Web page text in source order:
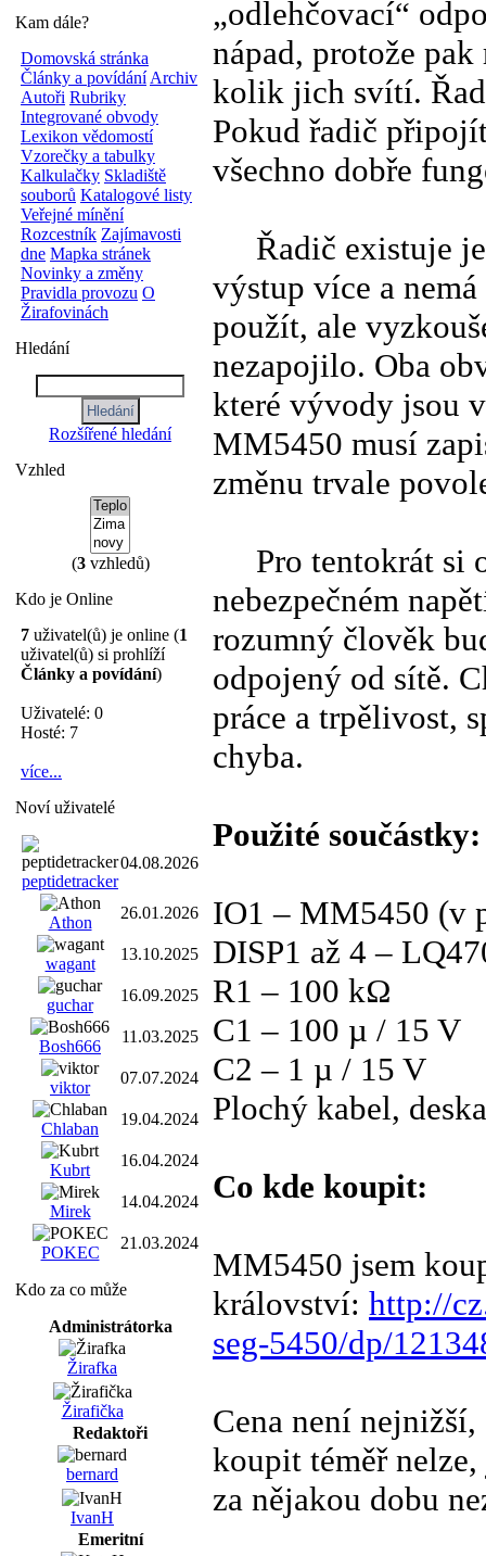
Kam dále?
Domovská stránka
Články a povídání Archiv
Autoři Rubriky
Integrované obvody
Lexikon vědomostí
Vzorečky a tabulky
Kalkulačky Skladiště
souborů Katalogové listy
Veřejné mínění
Rozcestník Zajímavosti
dne Mapka stránek
Novinky a změny
Pravidla provozu O
Žirafovinách
Hledání
Rozšířené hledání
Vzhled
(3vzhledů)
Kdo je Online
7 uživatel(ů) je online (1
uživatel(ů) si prohlíží
Články a povídání)
Uživatelé: 0
Hosté: 7
více...
Noví uživatelé
peptidetracker
04.08.2026
Athon
26.01.2026
wagant
13.10.2025
guchar
16.09.2025
Bosh666
11.03.2025
viktor
07.07.2024
Chlaban
19.04.2024
Kubrt
16.04.2024
Mirek
14.04.2024
POKEC
21.03.2024
Kdo za co může
Administrátorka
Žirafka
Žirafička
Redaktoři
bernard
IvanH
Emeritní
„odlehčovací“
nápad, protože
kolik jich svítí.
Pokud řadič
všechno dobře
Řadič existuje
výstup více a
použít, ale
nezapojilo. Oba
které vývody jsou
MM5450 musí
změnu trvale
Pro tentokrát si
nebezpečném
rozumný člověk
odpojený od sítě.
práce a trpělivost,
chyba.
Použité součástky:
IO1 – MM5450 (v
DISP1 až 4 –
R1 – 100 kΩ
C1 – 100 µ / 15 V
C2 – 1 µ / 15 V
Plochý kabel,
Co kde koupit:
MM5450 jsem
království: http://
seg-5450/dp/
Cena není nejnižší,
koupit téměř
za nějakou dobu